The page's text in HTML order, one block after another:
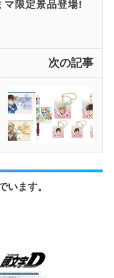
マ限定景品登場!
次の記事
います。